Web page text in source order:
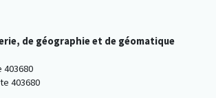
de géographie et de géomatique
403680
403680